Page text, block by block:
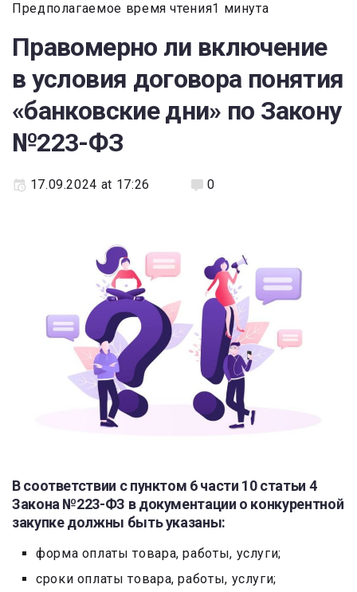
Предполагаемое время чтения1 минута
Правомерно ли включение
в условия договора понятия
«банковские дни» по Закону
№223-ФЗ
17.09.2024 at 17:26 0
В соответствии с пунктом 6 части 10 статьи 4
Закона №223-ФЗ в документации о конкурентной
закупке должны быть указаны:
форма оплаты товара, работы, услуги;
сроки оплаты товара, работы, услуги;